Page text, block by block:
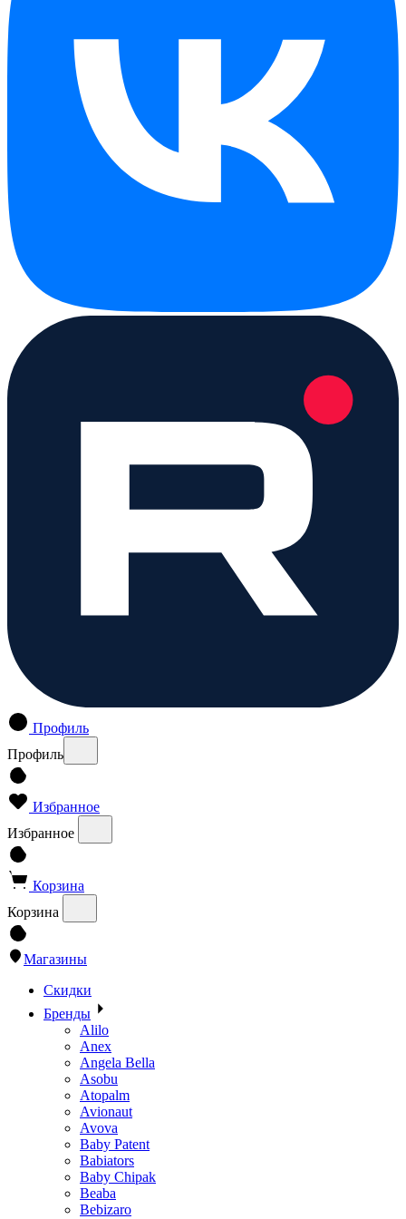
Профиль
Профиль
Избранное
Избранное
Корзина
Корзина
Магазины
Скидки
Бренды
Alilo
Anex
Angela Bella
Asobu
Atopalm
Avionaut
Avova
Baby Patent
Babiators
Baby Chipak
Beaba
Bebizaro